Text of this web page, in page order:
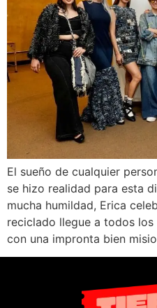
El sueño de cualquier
se hizo realidad para esta
mucha humildad, Erica
reciclado llegue a todos los
con una impronta bien